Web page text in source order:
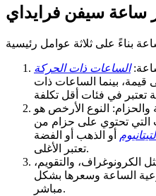
ساعة سيفن فرايداي
الساعات ذات الحركة
قيمة، بينما الساعات ذات
والحزام: النوع الأرخص هو
التي تحتوي على حزام من
أو الذهب أو الفضة
تعتبر الأغلى.
الكرونوغراف، والتقويم،
الساعة وسعرها بشكل
مباشر.